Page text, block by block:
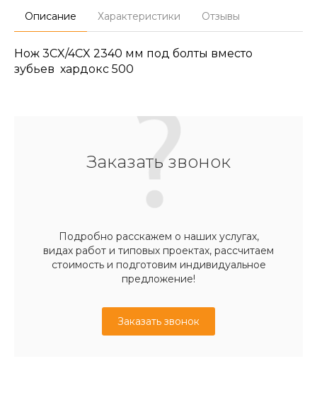
Описание Характеристики Отзывы
Нож 3CX/4CX 2340 мм под болты вместо
зубьев хардокс 500
Заказать звонок
Подробно расскажем о наших услугах,
видах работ и типовых проектах, рассчитаем
стоимость и подготовим индивидуальное
предложение!
Заказать звонок